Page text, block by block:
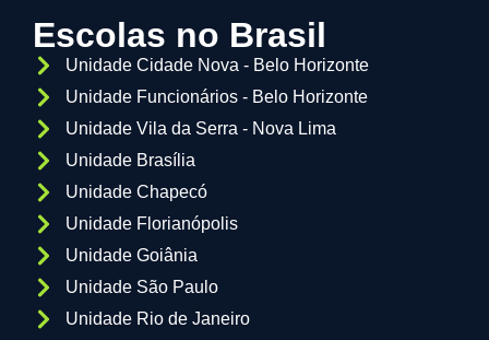
Escolas no Brasil
Unidade Cidade Nova - Belo Horizonte
Unidade Funcionários - Belo Horizonte
Unidade Vila da Serra - Nova Lima
Unidade Brasília
Unidade Chapecó
Unidade Florianópolis
Unidade Goiânia
Unidade São Paulo
Unidade Rio de Janeiro